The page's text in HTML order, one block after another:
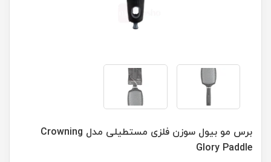
برس مو بیول سوزن فلزی مستطیلی مدل Crowning
Glory Paddle